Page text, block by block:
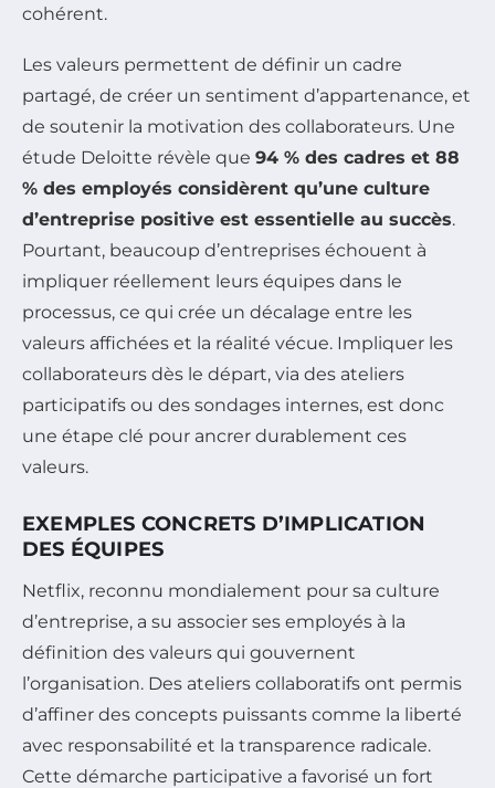
cohérent.
Les valeurs permettent de définir un cadre
partagé, de créer un sentiment d’appartenance, et
de soutenir la motivation des collaborateurs. Une
étude Deloitte révèle que 94 % des cadres et 88
% des employés considèrent qu’une culture
d’entreprise positive est essentielle au succès.
Pourtant, beaucoup d’entreprises échouent à
impliquer réellement leurs équipes dans le
processus, ce qui crée un décalage entre les
valeurs affichées et la réalité vécue. Impliquer les
collaborateurs dès le départ, via des ateliers
participatifs ou des sondages internes, est donc
une étape clé pour ancrer durablement ces
valeurs.
EXEMPLES CONCRETS D’IMPLICATION
DES ÉQUIPES
Netflix, reconnu mondialement pour sa culture
d’entreprise, a su associer ses employés à la
définition des valeurs qui gouvernent
l’organisation. Des ateliers collaboratifs ont permis
d’affiner des concepts puissants comme la liberté
avec responsabilité et la transparence radicale.
Cette démarche participative a favorisé un fort